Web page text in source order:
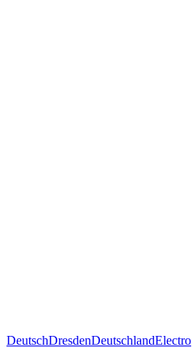
DeutschDresdenDeutschlandElectro